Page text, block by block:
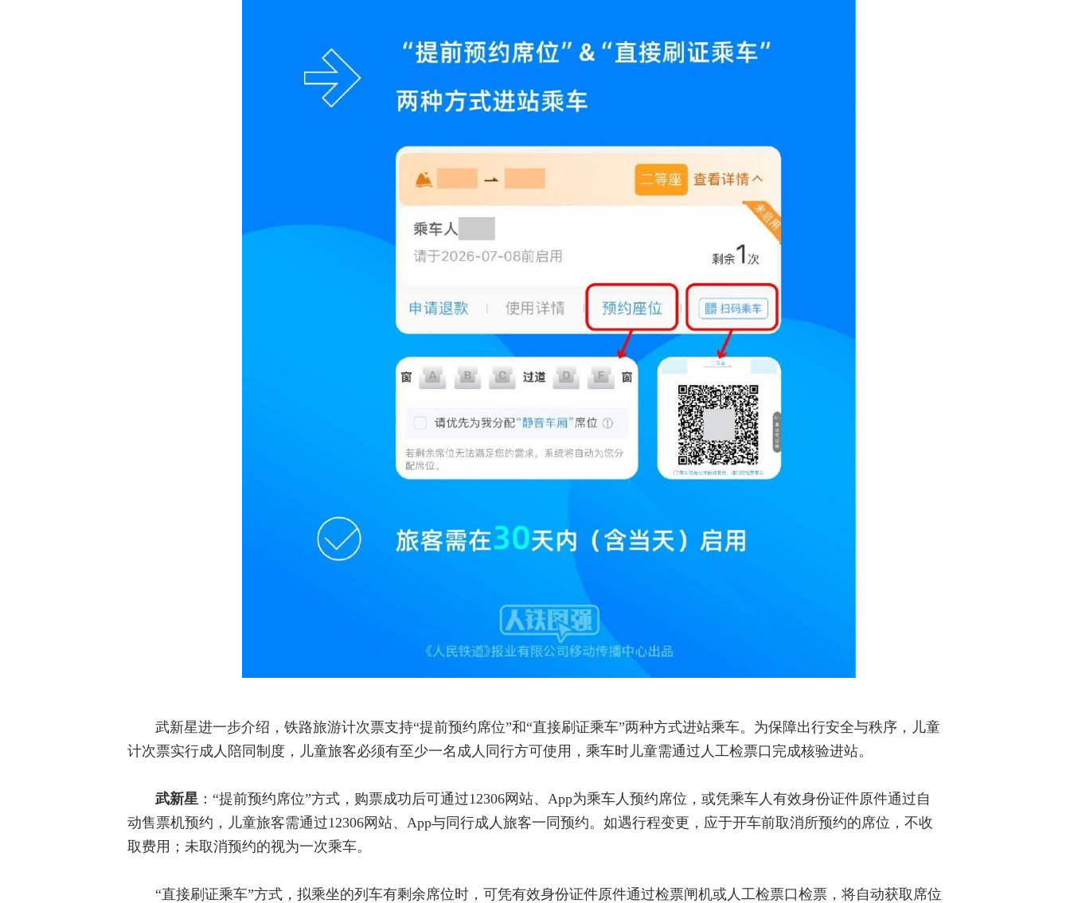
武新星进一步介绍，铁路旅游计次票支持“提前预约席位”和“直接刷证乘车”两种方式进站乘车。为保障出行安全与秩序，儿童
计次票实行成人陪同制度，儿童旅客必须有至少一名成人同行方可使用，乘车时儿童需通过人工检票口完成核验进站。
武新星 ：“提前预约席位”方式，购票成功后可通过12306网站、App为乘车人预约席位，或凭乘车人有效身份证件原件通过自
动售票机预约，儿童旅客需通过12306网站、App与同行成人旅客一同预约。如遇行程变更，应于开车前取消所预约的席位，不收
取费用；未取消预约的视为一次乘车。
“直接刷证乘车”方式，拟乘坐的列车有剩余席位时，可凭有效身份证件原件通过检票闸机或人工检票口检票，将自动获取席位